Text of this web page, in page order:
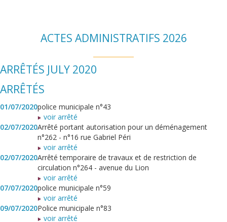
ACTES ADMINISTRATIFS 2026
ARRÊTÉS JULY 2020
ARRÊTÉS
01/07/2020police municipale n°43
voir arrêté
02/07/2020Arrêté portant autorisation pour un déménagement
n°262 - n°16 rue Gabriel Péri
voir arrêté
02/07/2020Arrêté temporaire de travaux et de restriction de
circulation n°264 - avenue du Lion
voir arrêté
07/07/2020police municipale n°59
voir arrêté
09/07/2020Police municipale n°83
voir arrêté